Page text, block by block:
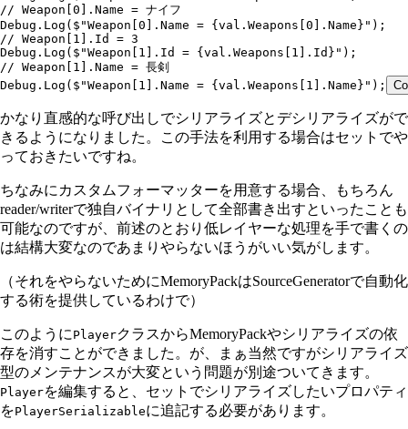
// Weapon[0].Name = ナイフ
Debug . Log ( $"Weapon[0].Name = { val . Weapons 0 . Name } " );
// Weapon[1].Id = 3
Debug . Log ( $"Weapon[1].Id = { val . Weapons 1 . Id } " );
// Weapon[1].Name = 長剣
Debug . Log ( $"Weapon[1].Name = { val . Weapons 1 . Name } " );
かなり直感的な呼び出しでシリアライズとデシリアライズがで
きるようになりました。この手法を利用する場合はセットでや
っておきたいですね。
ちなみにカスタムフォーマッターを用意する場合、もちろん
reader/writerで独自バイナリとして全部書き出すといったことも
可能なのですが、前述のとおり低レイヤーな処理を手で書くの
は結構大変なのであまりやらないほうがいい気がします。
（それをやらないためにMemoryPackはSourceGeneratorで自動化
する術を提供しているわけで）
このように PlayerクラスからMemoryPackやシリアライズの依
存を消すことができました。が、まぁ当然ですがシリアライズ
型のメンテナンスが大変という問題が別途ついてきます。
Playerを編集すると、セットでシリアライズしたいプロパティ
をPlayerSerializableに追記する必要があります。